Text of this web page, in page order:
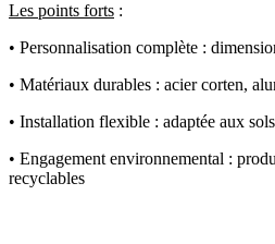
Les points forts :
• Personnalisation complète :
• Matériaux durables : acier corten,
• Installation flexible : adaptée aux
• Engagement environnemental :
recyclables